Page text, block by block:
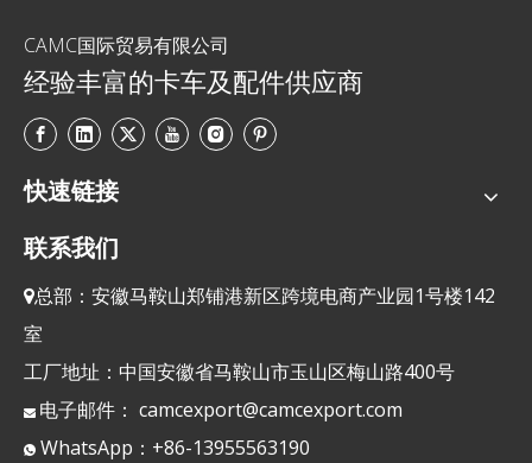
CAMC国际贸易有限公司
经验丰富的卡车及配件供应商
快速链接
联系我们
总部：安徽马鞍山郑铺港新区跨境电商产业园1号楼142
室
工厂地址：中国安徽省马鞍山市玉山区梅山路400号
 电子邮件： camcexport@camcexport.com
 WhatsApp：+86-13955563190